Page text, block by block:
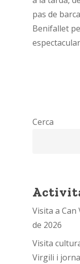
pas de
Benifallet
Cerca
Visita a
de 2026
Visita
Virgili i